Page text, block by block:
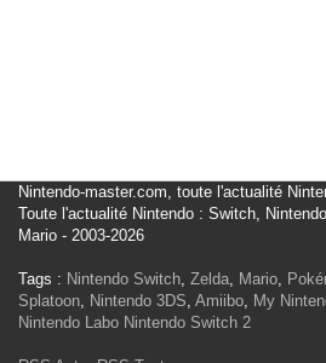
Nintendo-master.com, toute l'actualité
Toute l'actualité Nintendo : Switch,
Mario - 2003-2026
Tags : Nintendo Switch, Zelda, Mario,
Splatoon, Nintendo 3DS, Amiibo, My
Nintendo Labo Nintendo Switch 2